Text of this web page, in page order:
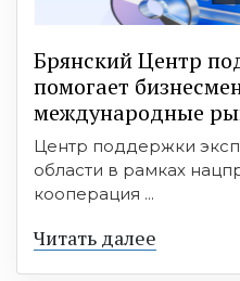
Брянский Центр
помогает
международные
Центр поддержки
области в рамках
кооперация ...
Читать далее